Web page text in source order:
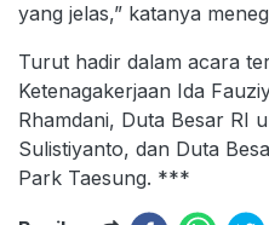
yang jelas,” katanya
Turut hadir dalam acara
Ketenagakerjaan Ida
Rhamdani, Duta Besar RI
Sulistiyanto, dan Duta
Park Taesung. ***